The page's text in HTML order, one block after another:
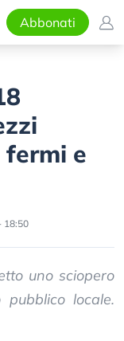
Abbonati
e
18:50
uno sciopero
locale.